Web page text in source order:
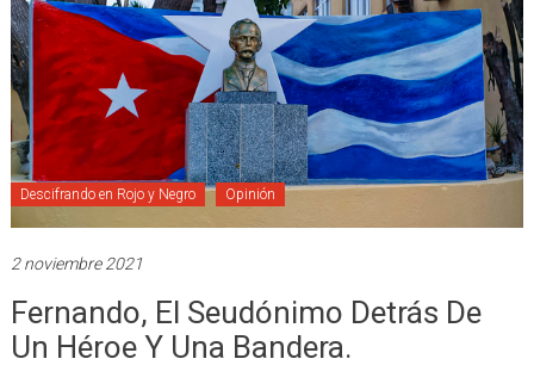
Descifrando en Rojo y Negro Opinión
2 noviembre 2021
Fernando, El Seudónimo Detrás De
Un Héroe Y Una Bandera.